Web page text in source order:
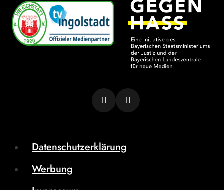
Datenschutzerklärung
Werbung